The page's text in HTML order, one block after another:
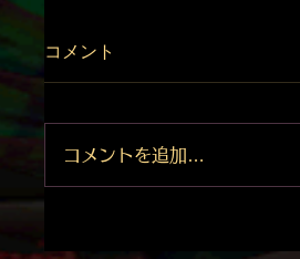
コメント
コメントを追加…